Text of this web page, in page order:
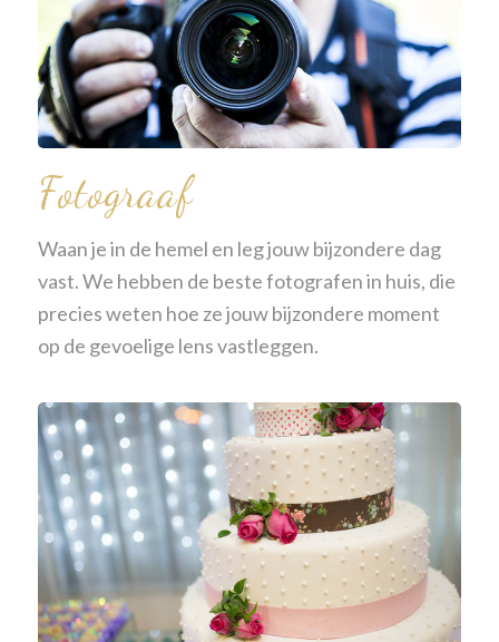
Fotograaf
Waan je in de hemel en leg jouw bijzondere dag
vast. We hebben de beste fotografen in huis, die
precies weten hoe ze jouw bijzondere moment
op de gevoelige lens vastleggen.